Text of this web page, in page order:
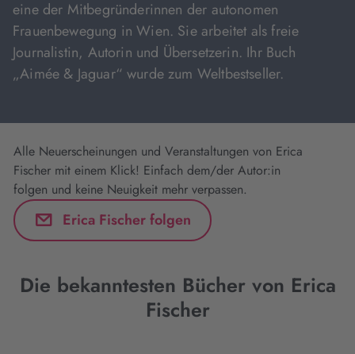
eine der Mitbegründerinnen der autonomen
Frauenbewegung in Wien. Sie arbeitet als freie
Journalistin, Autorin und Übersetzerin. Ihr Buch
„Aimée & Jaguar“ wurde zum Weltbestseller.
Alle Neuerscheinungen und Veranstaltungen von Erica
Fischer mit einem Klick! Einfach dem/der Autor:in
folgen und keine Neuigkeit mehr verpassen.
Erica Fischer folgen
Die bekanntesten Bücher von Erica
Fischer